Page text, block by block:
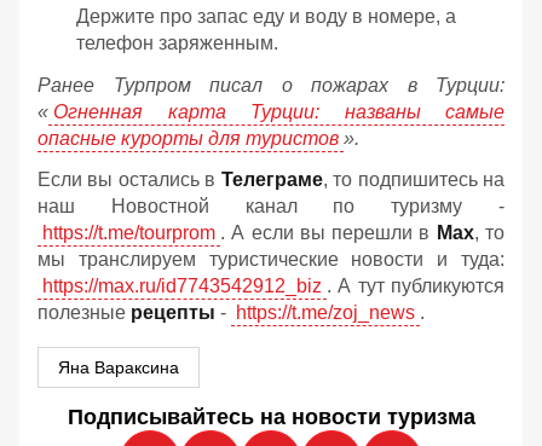
Держите про запас еду и воду в номере, а
телефон заряженным.
Ранее Турпром писал о пожарах в Турции:
« Огненная карта Турции: названы самые
опасные курорты для туристов ».
Если вы остались в Телеграме, то подпишитесь на
наш Новостной канал по туризму -
https://t.me/tourprom . А если вы перешли в Мах, то
мы транслируем туристические новости и туда:
https://max.ru/id7743542912_biz . А тут публикуются
полезные рецепты - https://t.me/zoj_news .
Яна Вараксина
Подписывайтесь на новости туризма